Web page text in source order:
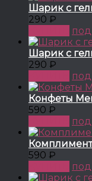
Шарик с
290 ₽
Шарик с
290 ₽
Конфеты
590 ₽
590 ₽